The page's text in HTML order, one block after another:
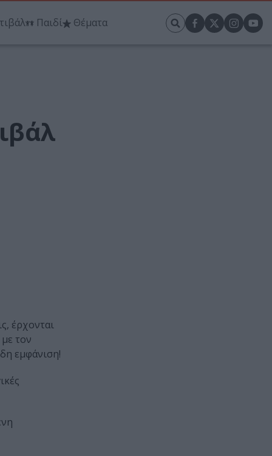
Παιδί Θέματα
έρχονται
τον
εμφάνιση!